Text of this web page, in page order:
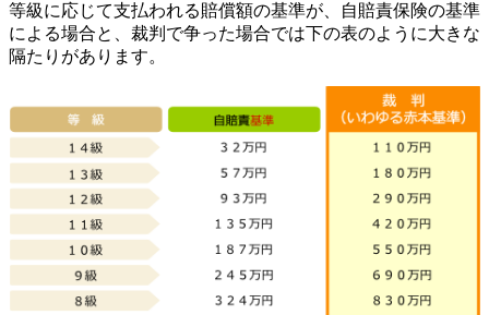
等級に応じて支払われる賠償額の基準が、自賠責保険の基準
による場合と、裁判で争った場合では下の表のように大きな
隔たりがあります。